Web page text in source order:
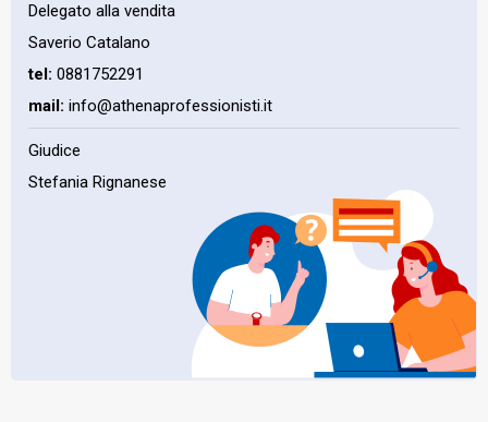
Delegato alla vendita
Saverio Catalano
tel: 0881752291
mail: info@athenaprofessionisti.it
Giudice
Stefania Rignanese